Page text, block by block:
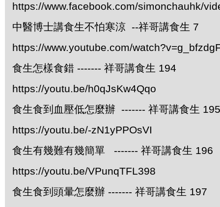
https://www.facebook.com/simonchauhk/
中醫博士講食生不怕寒涼 --祥哥講食生 7
https://www.youtube.com/
食生怎樣食錯 ------- 祥哥講食生 194
https://youtu.be/h0qJsKw4Qqo
食生食到血壓低怎麼辦 ------- 祥哥講食生 195
https://youtu.be/-zN1yPPOsVI
食生有幾難有幾簡單 ------- 祥哥講食生 196
https://youtu.be/VPunqTFL398
食生食到頭暈怎麼辦 ------- 祥哥講食生 197